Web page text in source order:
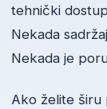
tehnički
Nekada
Nekada je
Ako želite